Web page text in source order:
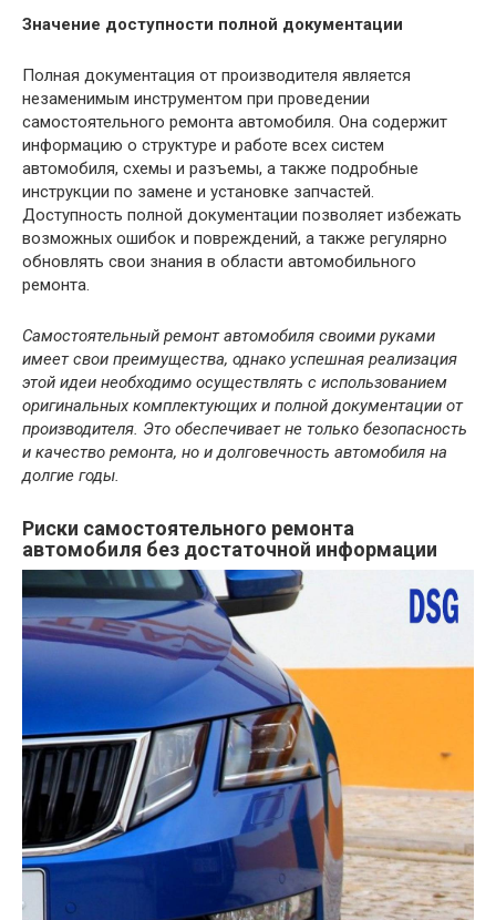
Значение доступности полной документации
Полная документация от производителя является
незаменимым инструментом при проведении
самостоятельного ремонта автомобиля. Она содержит
информацию о структуре и работе всех систем
автомобиля, схемы и разъемы, а также подробные
инструкции по замене и установке запчастей.
Доступность полной документации позволяет избежать
возможных ошибок и повреждений, а также регулярно
обновлять свои знания в области автомобильного
ремонта.
Самостоятельный ремонт автомобиля своими руками
имеет свои преимущества, однако успешная реализация
этой идеи необходимо осуществлять с использованием
оригинальных комплектующих и полной документации от
производителя. Это обеспечивает не только безопасность
и качество ремонта, но и долговечность автомобиля на
долгие годы.
Риски самостоятельного ремонта
автомобиля без достаточной информации